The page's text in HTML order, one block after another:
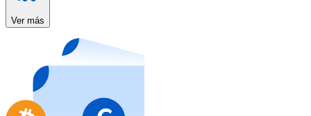
Compra tarjetas regalo de tus marcas favoritas con
Ir a la tienda de tarjetas regalo
Ver más